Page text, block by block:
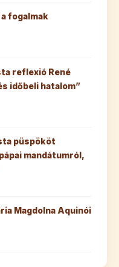
fogalmak
reflexió René
időbeli hatalom”
püspököt
mandátumról,
Magdolna Aquinói